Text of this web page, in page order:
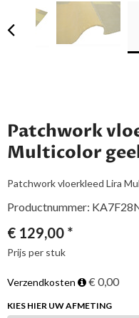
Patchwork
Multicolor
Patchwork vloerkleed Lira
Productnummer:
€ 129,00 *
Prijs per stuk
Verzendkosten € 0,00
KIES HIER UW AFMETING